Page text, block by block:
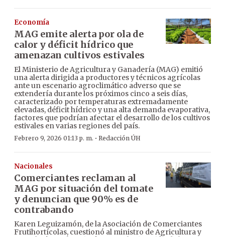
Economía
MAG emite alerta por ola de
calor y déficit hídrico que
amenazan cultivos estivales
El Ministerio de Agricultura y Ganadería (MAG) emitió
una alerta dirigida a productores y técnicos agrícolas
ante un escenario agroclimático adverso que se
extendería durante los próximos cinco a seis días,
caracterizado por temperaturas extremadamente
elevadas, déficit hídrico y una alta demanda evaporativa,
factores que podrían afectar el desarrollo de los cultivos
estivales en varias regiones del país.
Febrero 9, 2026 01:13 p. m. · Redacción ÚH
Nacionales
Comerciantes reclaman al
MAG por situación del tomate
y denuncian que 90% es de
contrabando
Karen Leguizamón, de la Asociación de Comerciantes
Frutihortícolas, cuestionó al ministro de Agricultura y